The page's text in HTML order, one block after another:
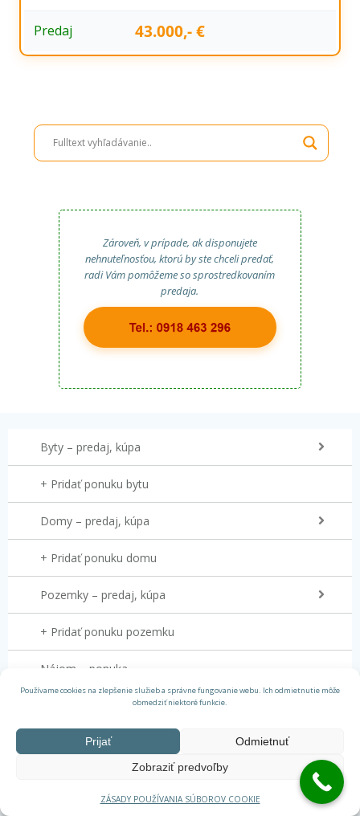
Používame cookies na zlepšenie služieb a správne fungovanie webu. Ich odmietnutie môže
obmedziť niektoré funkcie.
Prijať
Odmietnuť
Zobraziť predvoľby
ZÁSADY POUŽÍVANIA SÚBOROV COOKIE
Predaj 43.000,- €
Zároveň, v prípade, ak disponujete
nehnuteľnosťou, ktorú by ste chceli predať,
radi Vám pomôžeme so sprostredkovaním
predaja.
Byty – predaj, kúpa
+ Pridať ponuku bytu
Domy – predaj, kúpa
+ Pridať ponuku domu
Pozemky – predaj, kúpa
+ Pridať ponuku pozemku
Nájom – ponuka